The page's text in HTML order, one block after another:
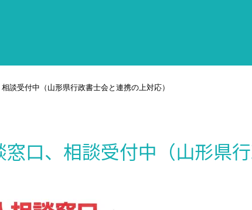
談受付中（山形県行政書士会と連携の上対応）
口、相談受付中（山形県